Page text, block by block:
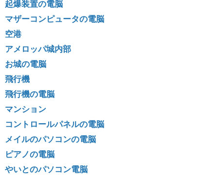
起爆装置の電脳
マザーコンピュータの電脳
空港
アメロッパ城内部
お城の電脳
飛行機
飛行機の電脳
マンション
コントロールパネルの電脳
メイルのパソコンの電脳
ピアノの電脳
やいとのパソコン電脳